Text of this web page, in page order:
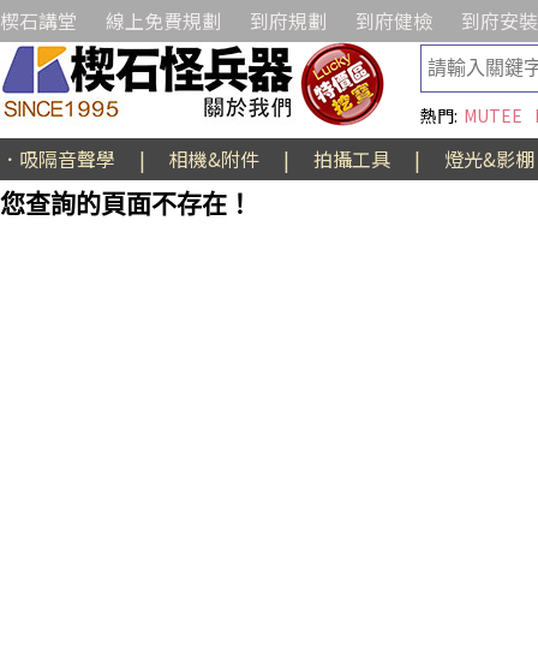
楔石講堂 線上免費規劃 到府規劃 到府健檢 到府安裝
熱門: MUTEE
．吸隔音聲學 | 相機&附件 | 拍攝工具 |
燈光&影棚
您查詢的頁面不存在！